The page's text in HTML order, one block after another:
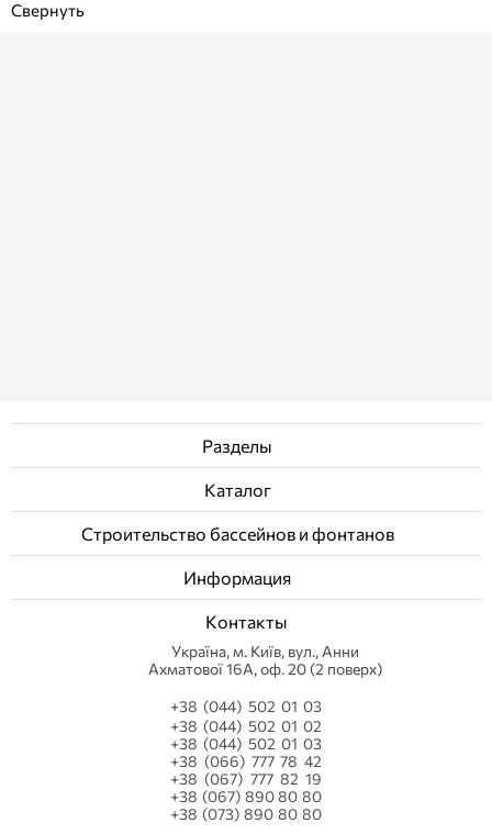
Разделы
Каталог
Строительство бассейнов и фонтанов
Информация
Контакты
Українa, м. Київ, вул., Анни
Ахматової 16А, оф. 20 (2 поверх)
+38 (044) 502 01 03
+38 (044) 502 01 02
+38 (044) 502 01 03
+38 (066) 777 78 42
+38 (067) 777 82 19
+38 (067) 890 80 80
+38 (073) 890 80 80